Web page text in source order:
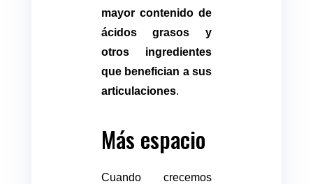
mayor contenido de
ácidos grasos y
otros ingredientes
que benefician a sus
articulaciones.
Más espacio
Cuando crecemos